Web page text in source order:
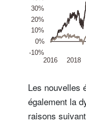
Les nouvelles
également la
raisons